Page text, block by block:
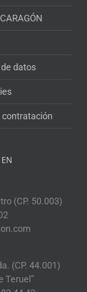
datos
contratación
(CP. 50.003)
(CP. 44.001)
Teruel”